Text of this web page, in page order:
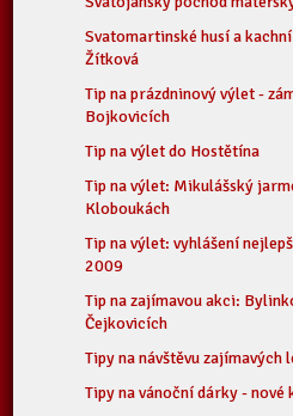
Svatomartinské husí a
Žítková
Tip na prázdninový výlet -
Bojkovicích
Tip na výlet do Hostětína
Tip na výlet: Mikulášský
Kloboukách
Tip na výlet: vyhlášení
2009
Tip na zajímavou akci:
Čejkovicích
Tipy na návštěvu zajímavých
Tipy na vánoční dárky - nové